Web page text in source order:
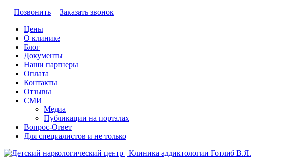
Позвонить
Заказать звонок
Цены
О клинике
Блог
Документы
Наши партнеры
Оплата
Контакты
Отзывы
СМИ
Медиа
Публикации на порталах
Вопрос-Ответ
Для специалистов и не только